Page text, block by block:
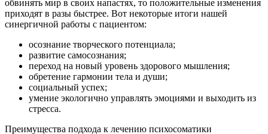
обвинять мир в своих напастях, то положительные изменения
приходят в разы быстрее. Вот некоторые итоги нашей
синергичной работы с пациентом:
осознание творческого потенциала;
развитие самосознания;
переход на новый уровень здорового мышления;
обретение гармонии тела и души;
социальный успех;
умение экологично управлять эмоциями и выходить из
стресса.
Преимущества подхода к лечению психосоматики